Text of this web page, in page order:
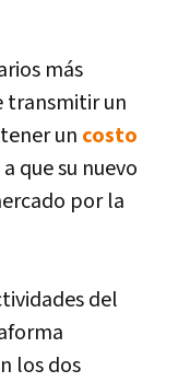
más
transmitir un
un costo
que su nuevo
por la
del
los dos